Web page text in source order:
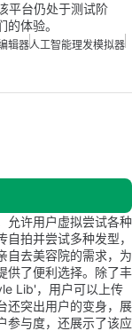
平台仍处于测试阶
体验。
辑器人工智能理发模拟器
允许用户虚拟尝试各种
拍并尝试多种发型，
自去美容院的需求，为
供了便利选择。除了丰
Lib'，用户可以上传
还突出用户的变身，展
参与度，还展示了该应